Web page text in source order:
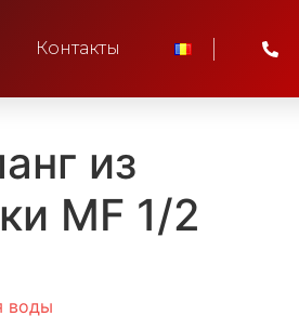
Контакты
из
MF 1/2
воды